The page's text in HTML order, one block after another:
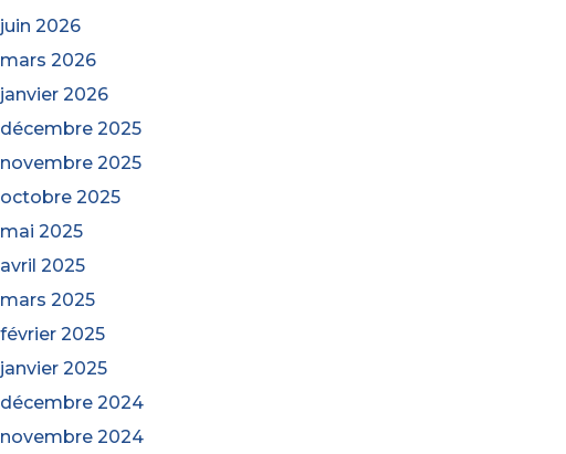
juin 2026
mars 2026
janvier 2026
décembre 2025
novembre 2025
octobre 2025
mai 2025
avril 2025
mars 2025
février 2025
janvier 2025
décembre 2024
novembre 2024